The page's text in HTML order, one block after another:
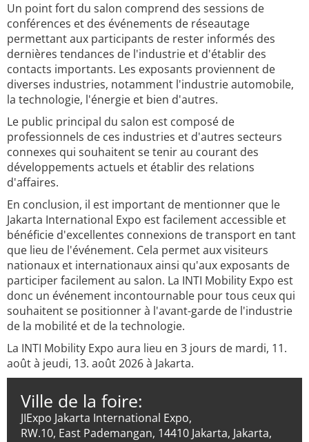
Un point fort du salon comprend des sessions de
conférences et des événements de réseautage
permettant aux participants de rester informés des
dernières tendances de l'industrie et d'établir des
contacts importants. Les exposants proviennent de
diverses industries, notamment l'industrie automobile,
la technologie, l'énergie et bien d'autres.
Le public principal du salon est composé de
professionnels de ces industries et d'autres secteurs
connexes qui souhaitent se tenir au courant des
développements actuels et établir des relations
d'affaires.
En conclusion, il est important de mentionner que le
Jakarta International Expo est facilement accessible et
bénéficie d'excellentes connexions de transport en tant
que lieu de l'événement. Cela permet aux visiteurs
nationaux et internationaux ainsi qu'aux exposants de
participer facilement au salon. La INTI Mobility Expo est
donc un événement incontournable pour tous ceux qui
souhaitent se positionner à l'avant-garde de l'industrie
de la mobilité et de la technologie.
La INTI Mobility Expo aura lieu en 3 jours de mardi, 11.
août à jeudi, 13. août 2026 à Jakarta.
Ville de la foire:
JIExpo Jakarta International Expo,
RW.10, East Pademangan, 14410 Jakarta, Jakarta,